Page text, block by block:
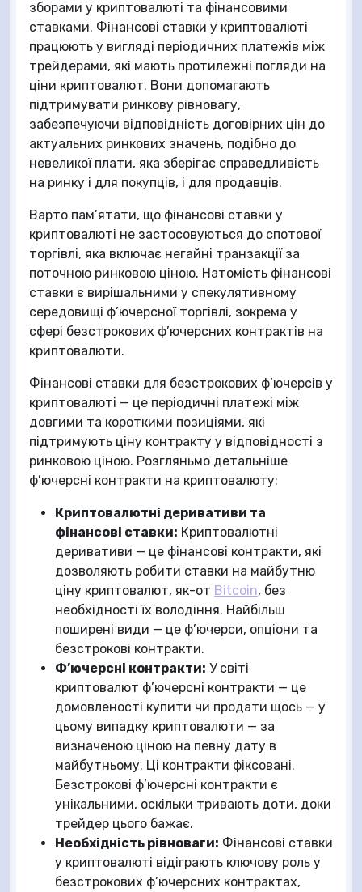
зборами у криптовалюті та фінансовими
ставками. Фінансові ставки у криптовалюті
працюють у вигляді періодичних платежів між
трейдерами, які мають протилежні погляди на
ціни криптовалют. Вони допомагають
підтримувати ринкову рівновагу,
забезпечуючи відповідність договірних цін до
актуальних ринкових значень, подібно до
невеликої плати, яка зберігає справедливість
на ринку і для покупців, і для продавців.
Варто пам’ятати, що фінансові ставки у
криптовалюті не застосовуються до спотової
торгівлі, яка включає негайні транзакції за
поточною ринковою ціною. Натомість фінансові
ставки є вирішальними у спекулятивному
середовищі ф’ючерсної торгівлі, зокрема у
сфері безстрокових ф’ючерсних контрактів на
криптовалюти.
Фінансові ставки для безстрокових ф’ючерсів у
криптовалюті — це періодичні платежі між
довгими та короткими позиціями, які
підтримують ціну контракту у відповідності з
ринковою ціною. Розгляньмо детальніше
ф’ючерсні контракти на криптовалюту:
Криптовалютні деривативи та
фінансові ставки: Криптовалютні
деривативи — це фінансові контракти, які
дозволяють робити ставки на майбутню
ціну криптовалют, як-от Bitcoin, без
необхідності їх володіння. Найбільш
поширені види — це ф’ючерси, опціони та
безстрокові контракти.
Ф’ючерсні контракти: У світі
криптовалют ф’ючерсні контракти — це
домовленості купити чи продати щось — у
цьому випадку криптовалюти — за
визначеною ціною на певну дату в
майбутньому. Ці контракти фіксовані.
Безстрокові ф’ючерсні контракти є
унікальними, оскільки тривають доти, доки
трейдер цього бажає.
Необхідність рівноваги: Фінансові ставки
у криптовалюті відіграють ключову роль у
безстрокових ф’ючерсних контрактах,